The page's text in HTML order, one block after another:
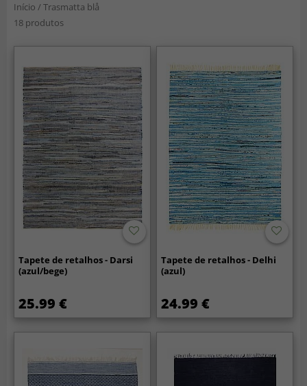
Início /Trasmatta blå
18 produtos
Tapete de retalhos - Darsi
(azul/bege)
25.99 €
Tapete de retalhos - Delhi
(azul)
24.99 €